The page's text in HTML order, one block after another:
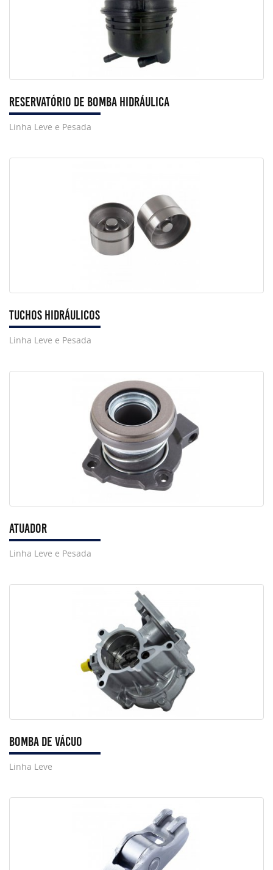
Reservatório de Bomba Hidráulica
Linha Leve e Pesada
Tuchos Hidráulicos
Linha Leve e Pesada
Atuador
Linha Leve e Pesada
Bomba de Vácuo
Linha Leve